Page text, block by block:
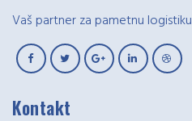
Vaš partner za pametnu logistiku
Kontakt